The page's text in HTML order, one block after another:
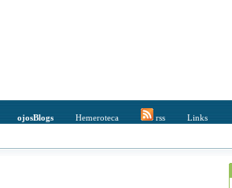
ojosBlogs Hemeroteca rss Links